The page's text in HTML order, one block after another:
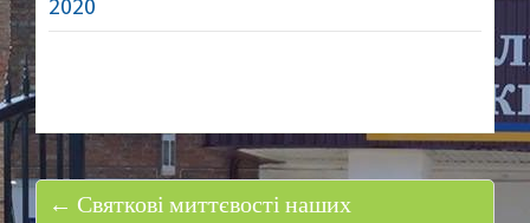
2020
← Святкові миттєвості наших